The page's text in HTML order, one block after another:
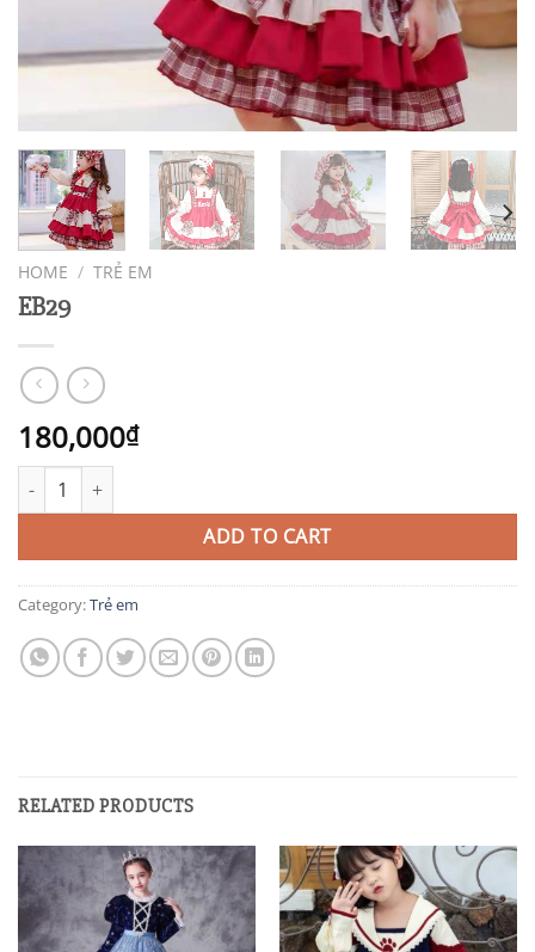
HOME / TRẺ EM
EB29
180,000₫
EB29 quantity
ADD TO CART
Category:Trẻ em
RELATED PRODUCTS